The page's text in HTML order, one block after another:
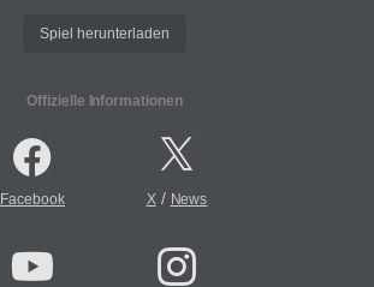
Spiel herunterladen
Offizielle Informationen
Facebook X/ News